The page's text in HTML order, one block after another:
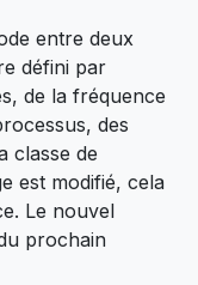
entre deux
défini par
de la fréquence
des
classe de
est modifié, cela
Le nouvel
prochain